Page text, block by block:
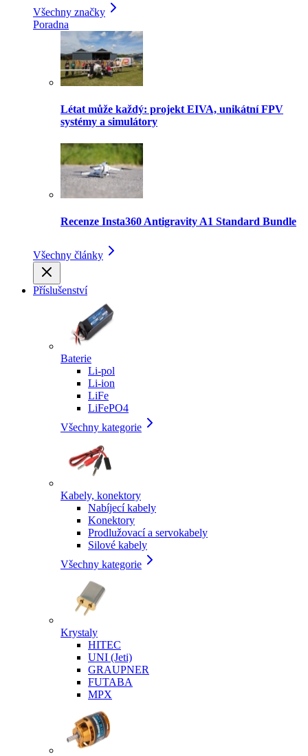
Všechny značky
Poradna
Létat může každý: projekt EIVA, unikátní FPV
systémy a simulátory
Recenze Insta360 Antigravity A1 Standard Bundle
Všechny články
Příslušenství
Baterie
Li-pol
Li-ion
LiFe
LiFePO4
Všechny kategorie
Kabely, konektory
Nabíjecí kabely
Konektory
Prodlužovací a servokabely
Silové kabely
Všechny kategorie
Krystaly
HITEC
UNI (Jeti)
GRAUPNER
FUTABA
MPX